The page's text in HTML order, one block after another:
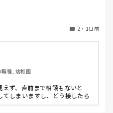
何もアクションがなかった
聞く必要性さえ感じないの
2 ・ 1日前
種, 幼稚園
ず、直前まで相談もないと
てしまいますし、どう接したら